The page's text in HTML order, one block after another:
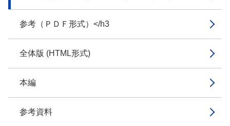
参考（ＰＤＦ形式）</h3
全体版 (HTML形式)
本編
参考資料